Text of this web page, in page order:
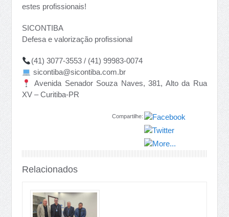
estes profissionais!
SICONTIBA
Defesa e valorização profissional
(41) 3077-3553 / (41) 99983-0074
sicontiba@sicontiba.com.br
Avenida Senador Souza Naves, 381, Alto da Rua
XV – Curitiba-PR
Compartilhe:
Relacionados